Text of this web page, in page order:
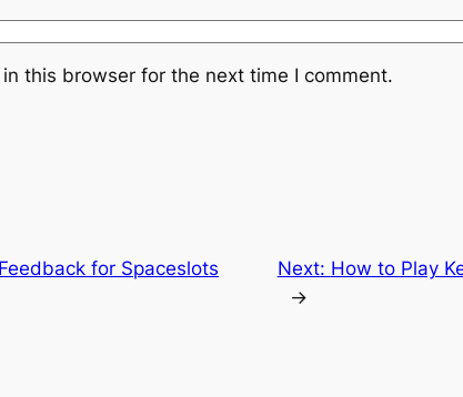
this browser for the next time I comment.
for Spaceslots
Next: How to Play
→